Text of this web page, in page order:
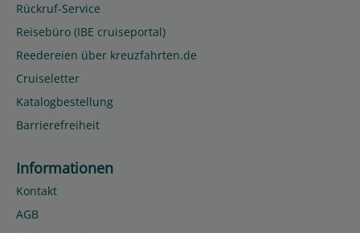
Rückruf-Service
Reisebüro (IBE cruiseportal)
Reedereien über kreuzfahrten.de
Cruiseletter
Katalogbestellung
Barrierefreiheit
Informationen
Kontakt
AGB